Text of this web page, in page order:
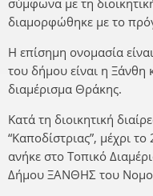
σύμφωνα με τη
διαμορφώθηκε με το
Η επίσημη ονομασία
του δήμου είναι η Ξάνθη
διαμέρισμα Θράκης.
Κατά τη διοικητική
“Καποδίστριας”, μέχρι
ανήκε στο Τοπικό
Δήμου ΞΑΝΘΗΣ του